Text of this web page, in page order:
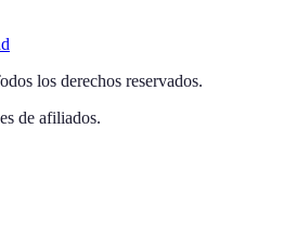
los derechos reservados.
de afiliados.